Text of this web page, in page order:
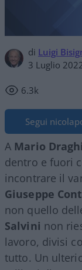
di Luigi
3 Luglio
6.3k
Segui
A Mario Draghi
dentro e fuori
incontrare il
Giuseppe
non quello
Salvini non
lavoro, divisi
tutto. Un